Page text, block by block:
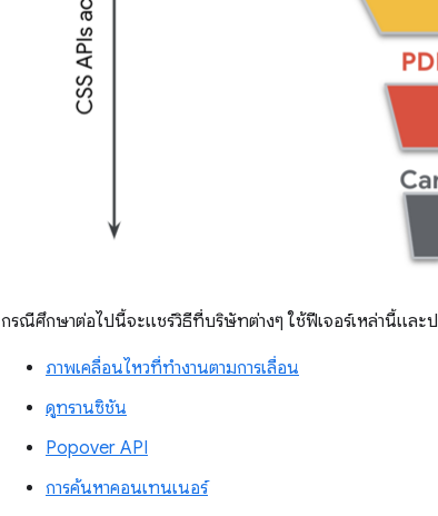
กรณีศึกษาต่อไปนี้จะแชร์วิธีที่บริษัทต่างๆ ใช้ฟีเจอร์เหล่านี้และ
ภาพเคลื่อนไหวที่ทำงานตามการเลื่อน
ดูทรานซิชัน
Popover API
การค้นหาคอนเทนเนอร์